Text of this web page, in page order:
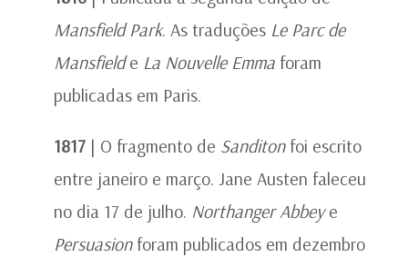
Mansfield Park. As traduções Le Parc de
Mansfielde La Nouvelle Emma foram
publicadas em Paris.
1817 | O fragmento de Sanditonfoi escrito
entre janeiro e março. Jane Austen faleceu
no dia 17 de julho. Northanger Abbeye
Persuasionforam publicados em dezembro